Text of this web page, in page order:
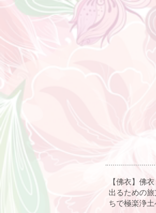
【佛衣】佛
出るための
ちで極楽浄